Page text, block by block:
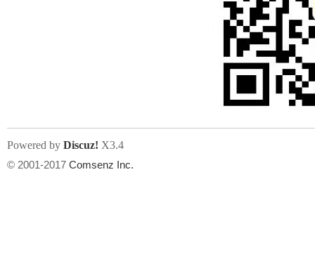
Powered by Discuz! X3.4
© 2001-2017 Comsenz Inc.